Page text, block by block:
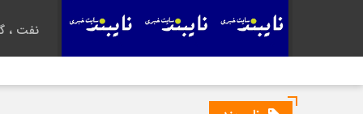
نفت ،